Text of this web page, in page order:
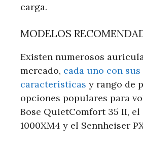
carga.
MODELOS
Existen numerosos
mercado, cada uno con
características y rango de
opciones populares para
Bose QuietComfort 35 II, el
1000XM4 y el Sennheiser